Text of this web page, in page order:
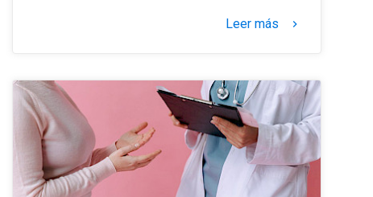
Leer más keyboard_arrow_right